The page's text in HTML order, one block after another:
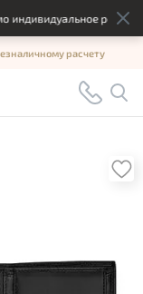
расчету